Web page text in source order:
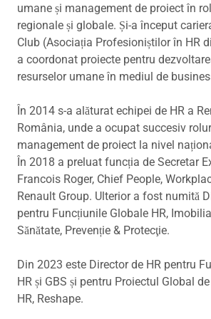
umane și management de proiect în
regionale și globale. Și-a început
Club (Asociația Profesioniștilor în HR
a coordonat proiecte pentru
resurselor umane în mediul de
În 2014 s-a alăturat echipei de HR a
România, unde a ocupat succesiv
management de proiect la nivel
În 2018 a preluat funcția de Secretar
Francois Roger, Chief People,
Renault Group. Ulterior a fost numită
pentru Funcțiunile Globale HR,
Sănătate, Prevenție & Protecţie.
Din 2023 este Director de HR pentru
HR și GBS și pentru Proiectul Global
HR, Reshape.